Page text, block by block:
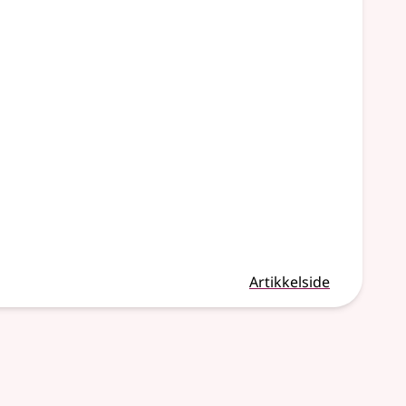
Artikkelside